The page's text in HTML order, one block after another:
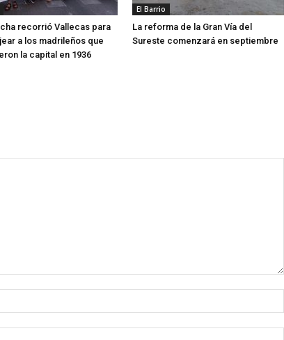
recorrió Vallecas para
a los madrileños que
la capital en 1936
El Barrio
La reforma de la Gran Vía del
Sureste comenzará en septiembre